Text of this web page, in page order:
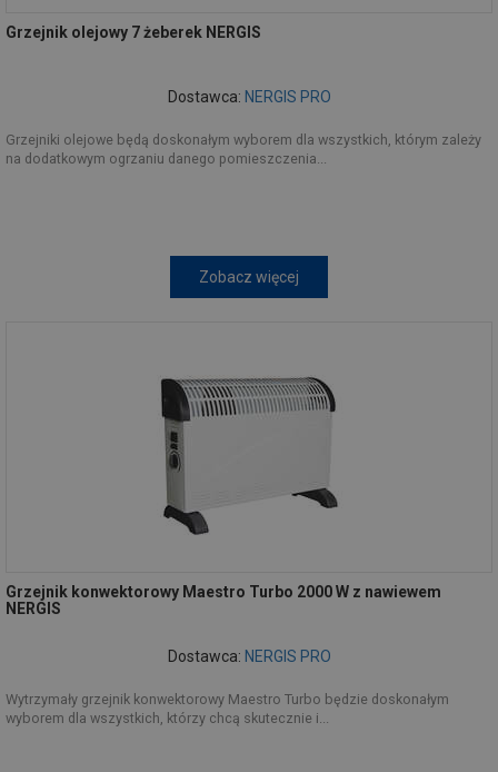
Grzejnik olejowy 7 żeberek NERGIS
Dostawca: NERGIS PRO
Grzejniki olejowe będą doskonałym wyborem dla wszystkich, którym zależy
na dodatkowym ogrzaniu danego pomieszczenia...
Zobacz więcej
Grzejnik konwektorowy Maestro Turbo 2000 W z nawiewem
NERGIS
Dostawca: NERGIS PRO
Wytrzymały grzejnik konwektorowy Maestro Turbo będzie doskonałym
wyborem dla wszystkich, którzy chcą skutecznie i...